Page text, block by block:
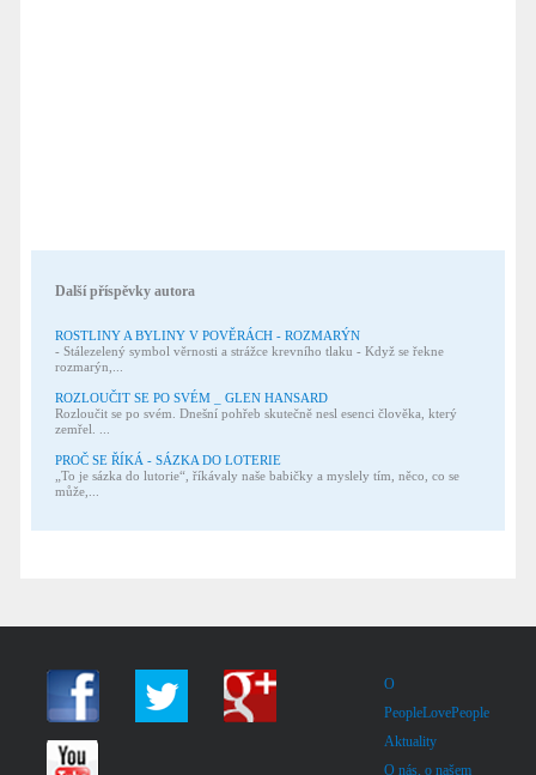
Další příspěvky autora
ROSTLINY A BYLINY V POVĚRÁCH - ROZMARÝN
- Stálezelený symbol věrnosti a strážce krevního tlaku - Když se řekne
rozmarýn,...
ROZLOUČIT SE PO SVÉM _ GLEN HANSARD
Rozloučit se po svém. Dnešní pohřeb skutečně nesl esenci člověka, který
zemřel. ...
PROČ SE ŘÍKÁ - SÁZKA DO LOTERIE
„To je sázka do lutorie“, říkávaly naše babičky a myslely tím, něco, co se
může,...
O
PeopleLovePeople
Aktuality
O nás, o našem